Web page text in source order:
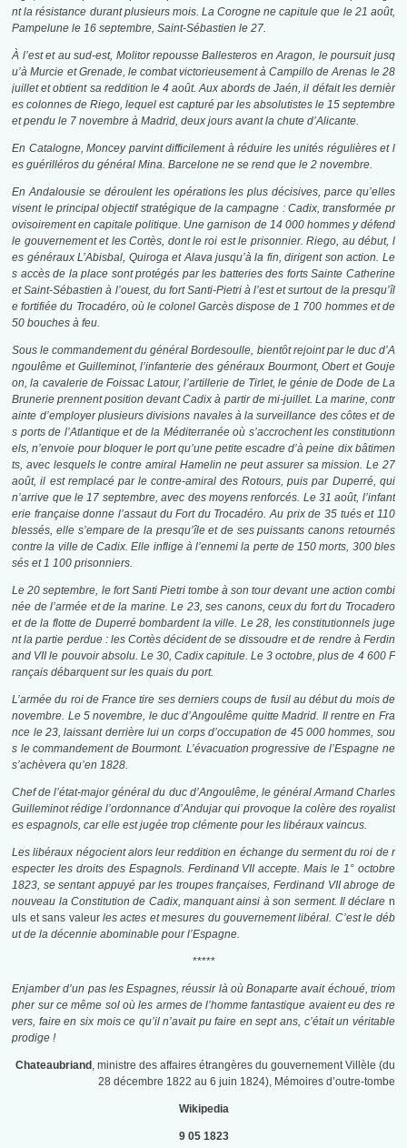
nt la résistance durant plusieurs mois. La Corogne ne capitule que le 21 août,
Pampelune le 16 septembre, Saint-Sébastien le 27.
À l’est et au sud-est, Molitor repousse Ballesteros en Aragon, le poursuit jusq
u’à Murcie et Grenade, le combat victorieusement à Campillo de Arenas le 28
juillet et obtient sa reddition le 4 août. Aux abords de Jaén, il défait les dernièr
es colonnes de Riego, lequel est capturé par les absolutistes le 15 septembre
et pendu le 7 novembre à Madrid, deux jours avant la chute d’Alicante.
En Catalogne, Moncey parvint difficilement à réduire les unités régulières et l
es guérilléros du général Mina. Barcelone ne se rend que le 2 novembre.
En Andalousie se déroulent les opérations les plus décisives, parce qu’elles
visent le principal objectif stratégique de la campagne : Cadix, transformée pr
ovisoirement en capitale politique. Une garnison de 14 000 hommes y défend
le gouvernement et les Cortès, dont le roi est le prisonnier. Riego, au début, l
es généraux L’Abisbal, Quiroga et Alava jusqu’à la fin, dirigent son action. Le
s accès de la place sont protégés par les batteries des forts Sainte Catherine
et Saint-Sébastien à l’ouest, du fort Santi-Pietri à l’est et surtout de la presqu’îl
e fortifiée du Trocadéro, où le colonel Garcès dispose de 1 700 hommes et de
50 bouches à feu.
Sous le commandement du général Bordesoulle, bientôt rejoint par le duc d’A
ngoulême et Guilleminot, l’infanterie des généraux Bourmont, Obert et Gouje
on, la cavalerie de Foissac Latour, l’artillerie de Tirlet, le génie de Dode de La
Brunerie prennent position devant Cadix à partir de mi-juillet. La marine, contr
ainte d’employer plusieurs divisions navales à la surveillance des côtes et de
s ports de l’Atlantique et de la Méditerranée où s’accrochent les constitutionn
els, n’envoie pour bloquer le port qu’une petite escadre d’à peine dix bâtimen
ts, avec lesquels le contre amiral Hamelin ne peut assurer sa mission. Le 27
août, il est remplacé par le contre-amiral des Rotours, puis par Duperré, qui
n’arrive que le 17 septembre, avec des moyens renforcés. Le 31 août, l’infant
erie française donne l’assaut du Fort du Trocadéro. Au prix de 35 tués et 110
blessés, elle s’empare de la presqu’île et de ses puissants canons retournés
contre la ville de Cadix. Elle inflige à l’ennemi la perte de 150 morts, 300 bles
sés et 1 100 prisonniers.
Le 20 septembre, le fort Santi Pietri tombe à son tour devant une action combi
née de l’armée et de la marine. Le 23, ses canons, ceux du fort du Trocadero
et de la flotte de Duperré bombardent la ville. Le 28, les constitutionnels juge
nt la partie perdue : les Cortès décident de se dissoudre et de rendre à Ferdin
and VII le pouvoir absolu. Le 30, Cadix capitule. Le 3 octobre, plus de 4 600 F
rançais débarquent sur les quais du port.
L’armée du roi de France tire ses derniers coups de fusil au début du mois de
novembre. Le 5 novembre, le duc d’Angoulême quitte Madrid. Il rentre en Fra
nce le 23, laissant derrière lui un corps d’occupation de 45 000 hommes, sou
s le commandement de Bourmont. L’évacuation progressive de l’Espagne ne
s’achèvera qu’en 1828.
Chef de l’état-major général du duc d’Angoulême, le général Armand Charles
Guilleminot rédige l’ordonnance d’Andujar qui provoque la colère des royalist
es espagnols, car elle est jugée trop clémente pour les libéraux vaincus.
Les libéraux négocient alors leur reddition en échange du serment du roi de r
especter les droits des Espagnols. Ferdinand VII accepte. Mais le 1° octobre
1823, se sentant appuyé par les troupes françaises, Ferdinand VII abroge de
nouveau la Constitution de Cadix, manquant ainsi à son serment. Il déclare n
uls et sans valeurles actes et mesures du gouvernement libéral. C’est le déb
ut de la décennie abominable pour l’Espagne.
*****
Enjamber d’un pas les Espagnes, réussir là où Bonaparte avait échoué, triom
pher sur ce même sol où les armes de l’homme fantastique avaient eu des re
vers, faire en six mois ce qu’il n’avait pu faire en sept ans, c’était un véritable
prodige !
Chateaubriand , ministre des affaires étrangères du gouvernement Villèle (du
28 décembre 1822 au 6 juin 1824), Mémoires d’outre-tombe
Wikipedia
9 05 1823